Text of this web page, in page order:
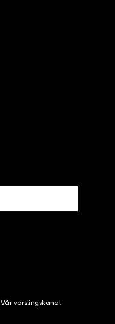
Vår varslingskanal